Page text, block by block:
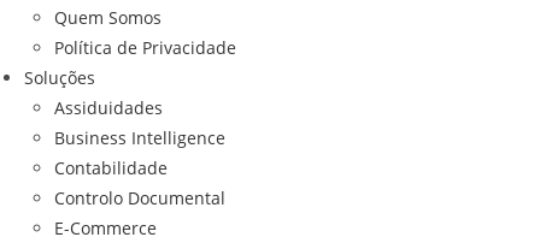
Quem Somos
Política de Privacidade
Soluções
Assiduidades
Business Intelligence
Contabilidade
Controlo Documental
E-Commerce